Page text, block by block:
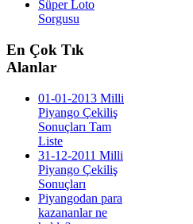
Süper Loto
Sorgusu
En Çok Tık
Alanlar
01-01-2013 Milli
Piyango Çekiliş
Sonuçları Tam
Liste
31-12-2011 Milli
Piyango Çekiliş
Sonuçları
Piyangodan para
kazananlar ne